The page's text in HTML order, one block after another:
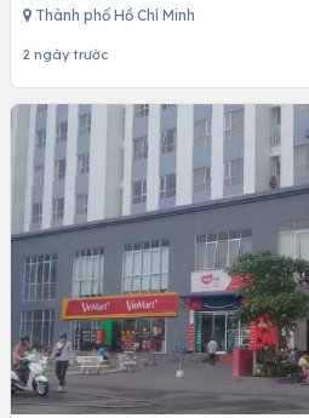
Thành phố Hồ Chí Minh
2 ngày trước